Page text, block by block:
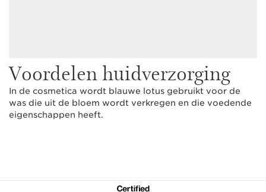
Voordelen huidverzorging
In de cosmetica wordt blauwe lotus gebruikt voor de
was die uit de bloem wordt verkregen en die voedende
eigenschappen heeft.